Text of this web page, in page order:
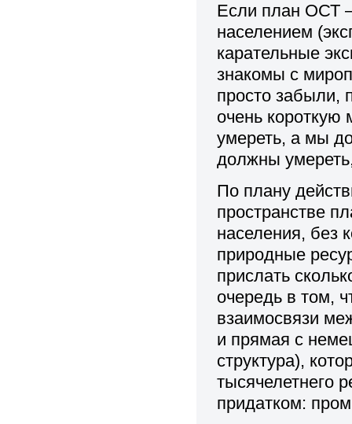
Если план ОСТ
населением
карательные
знакомы с
просто забыли,
очень
умереть, а мы
должны
По плану
пространстве
населения, без
природные
прислать
очередь в том,
взаимосвязи
и прямая с
структура),
тысячелетнего
придатком: